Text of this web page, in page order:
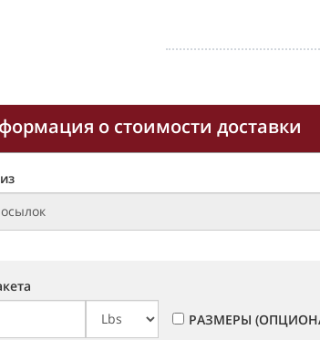
о стоимости доставки
РАЗМЕРЫ